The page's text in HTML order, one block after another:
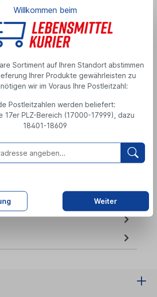
Willkommen beim
Sortiment auf Ihren Standort abstimmen
Ihrer Produkte gewährleisten zu
wir im Voraus Ihre Postleitzahl:
Postleitzahlen werden beliefert:
17er PLZ-Bereich (17000-17999), dazu
18401-18609
Weiter
6/0,33l
%
mit feiner Hefe
3,18 € )